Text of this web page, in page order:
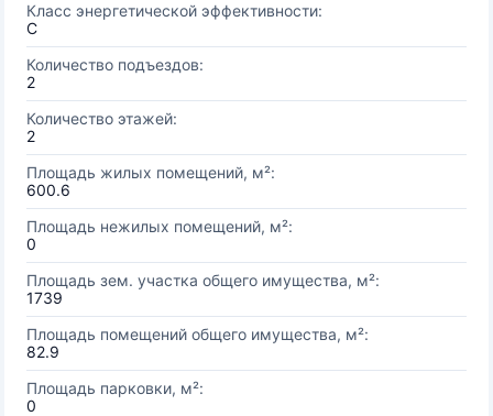
Класс энергетической эффективности:
C
Количество подъездов:
2
Количество этажей:
2
Площадь жилых помещений, м²:
600.6
Площадь нежилых помещений, м²:
0
Площадь зем. участка общего имущества, м²:
1739
Площадь помещений общего имущества, м²:
82.9
Площадь парковки, м²:
0